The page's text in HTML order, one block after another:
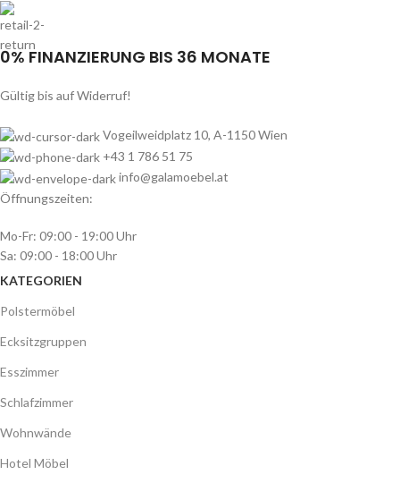
0% FINANZIERUNG BIS 36 MONATE
Gültig bis auf Widerruf!
Vogeilweidplatz 10, A-1150 Wien
+43 1 786 51 75
info@galamoebel.at
Öffnungszeiten:
Mo-Fr: 09:00 - 19:00 Uhr
Sa: 09:00 - 18:00 Uhr
KATEGORIEN
Polstermöbel
Ecksitzgruppen
Esszimmer
Schlafzimmer
Wohnwände
Hotel Möbel